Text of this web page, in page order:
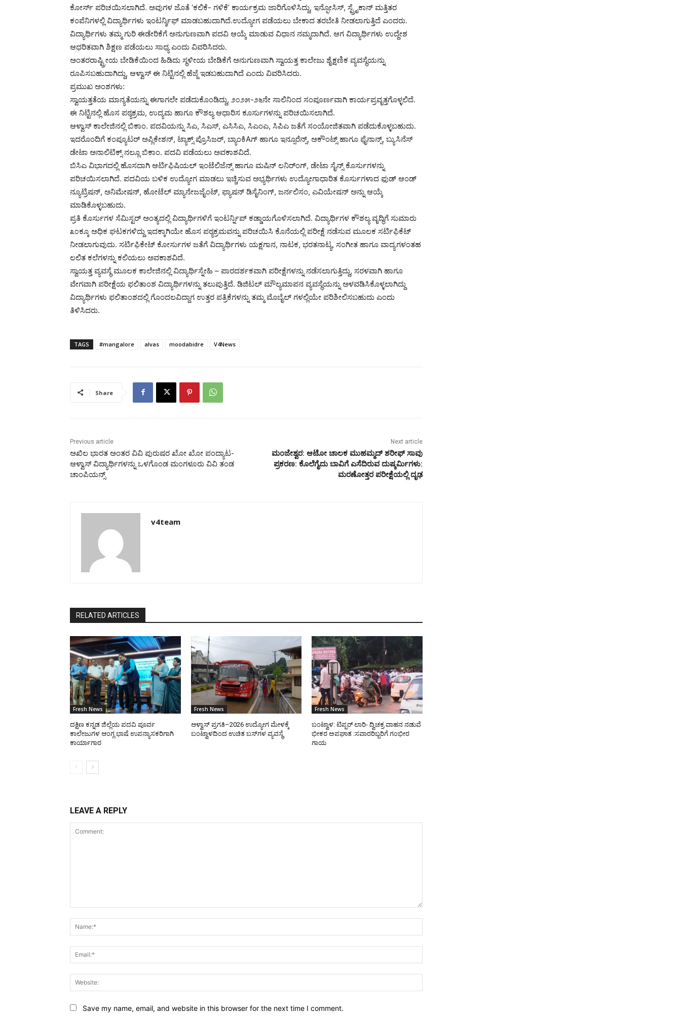
ಕೋರ್ಸ್ ಪರಿಚಯಿಸಲಾಗಿದೆ. ಅವುಗಳ ಜೊತೆ ‘ಕಲಿಕೆ- ಗಳಿಕೆ’ ಕಾರ್ಯಕ್ರಮ ಜಾರಿಗೊಳಿಸಿದ್ದು, ಇನ್ಫೋಸಿಸ್, ಸ್ಟ್ರೈಕಾನ್ ಮತ್ತಿತರ
ಕಂಪೆನಿಗಳಲ್ಲಿ ವಿದ್ಯಾರ್ಥಿಗಳು ಇಂಟರ್ನ್ಶಿಫ್ ಮಾಡಬಹುದಾಗಿದೆ.ಉದ್ಯೋಗ ಪಡೆಯಲು ಬೇಕಾದ ತರಬೇತಿ ನೀಡಲಾಗುತ್ತಿದೆ ಎಂದರು.
ವಿದ್ಯಾರ್ಥಿಗಳು ತಮ್ಮ ಗುರಿ ಈಡೇರಿಕೆಗೆ ಅನುಗುಣವಾಗಿ ಪದವಿ ಆಯ್ಕೆ ಮಾಡುವ ವಿಧಾನ ನಮ್ಮದಾಗಿದೆ. ಆಗ ವಿದ್ಯಾರ್ಥಿಗಳು ಉದ್ದೇಶ
ಆಧರಿತವಾಗಿ ಶಿಕ್ಷಣ ಪಡೆಯಲು ಸಾಧ್ಯ ಎಂದು ವಿವರಿಸಿದರು.
ಅಂತರರಾಷ್ಟ್ರೀಯ ಬೇಡಿಕೆಯಿಂದ ಹಿಡಿದು ಸ್ಥಳೀಯ ಬೇಡಿಕೆಗೆ ಅನುಗುಣವಾಗಿ ಸ್ವಾಯತ್ತ ಕಾಲೇಜು ಶೈಕ್ಷಣಿಕ ವ್ಯವಸ್ಥೆಯನ್ನು
ರೂಪಿಸಬಹುದಾಗಿದ್ದು, ಆಳ್ವಾಸ್ ಈ ನಿಟ್ಟಿನಲ್ಲಿ ಹೆಜ್ಜೆ ಇಡಬಹುದಾಗಿದೆ ಎಂದು ವಿವರಿಸಿದರು.
ಪ್ರಮುಖ ಅಂಶಗಳು:
ಸ್ವಾಯತ್ತತೆಯ ಮಾನ್ಯತೆಯನ್ನು ಈಗಾಗಲೇ ಪಡೆದುಕೊಂಡಿದ್ದು, ೨೦೨೫-೨೬ನೇ ಸಾಲಿನಿಂದ ಸಂಪೂರ್ಣವಾಗಿ ಕಾರ್ಯಪ್ರವೃತ್ತಗೊಳ್ಳಲಿದೆ.
ಈ ನಿಟ್ಟಿನಲ್ಲಿ ಹೊಸ ಪಠ್ಯಕ್ರಮ, ಉದ್ಯಮ ಹಾಗೂ ಕೌಶಲ್ಯ ಆಧಾರಿಸ ಕೂರ್ಸುಗಳನ್ನು ಪರಿಚಯಿಸಲಾಗಿದೆ.
ಆಳ್ವಾಸ್ ಕಾಲೇಜಿನಲ್ಲಿ ಬಿಕಾಂ. ಪದವಿಯನ್ನು ಸಿಎ, ಸಿಎಸ್, ಎಸಿಸಿಎ, ಸಿಎಂಎ, ಸಿಪಿಎ ಜತೆಗೆ ಸಂಯೋಜಿತವಾಗಿ ಪಡೆದುಕೊಳ್ಳಬಹುದು.
ಇದರೊಂದಿಗೆ ಕಂಪ್ಯೂಟರ್ ಅಪ್ಲಿಕೇಶನ್, ಟ್ಯಾಕ್ಸ್ ಪ್ರೊಸಿಜರ್, ಬ್ಯಾಂಕಿAಗ್ ಹಾಗೂ ಇನ್ಸೂರೆನ್ಸ್, ಅಕೌಂಟ್ಸ್ ಹಾಗೂ ಫೈನಾನ್ಸ್, ಬ್ಯುಸಿನೆಸ್
ಡೇಟಾ ಅನಾಲಿಟಿಕ್ಸ್ ನಲ್ಲೂ ಬಿಕಾಂ. ಪದವಿ ಪಡೆಯಲು ಅವಕಾಶವಿದೆ.
ಬಿಸಿಎ ವಿಭಾಗದಲ್ಲಿ ಹೊಸದಾಗಿ ಆರ್ಟಿಫಿಷಿಯಲ್ ಇಂಟೆಲಿಜೆನ್ಸ್ ಹಾಗೂ ಮಷಿನ್ ಲನಿರ್‌ಂಗ್, ಡೇಟಾ ಸೈನ್ಸ್ ಕೊರ್ಸುಗಳನ್ನು
ಪರಿಚಯಿಸಲಾಗಿದೆ. ಪದವಿಯ ಬಳಿಕ ಉದ್ಯೋಗ ಮಾಡಲು ಇಚ್ಚಿಸುವ ಅಭ್ಯರ್ಥಿಗಳು ಉದ್ಯೋಗಾಧಾರಿತ ಕೊರ್ಸುಗಳಾದ ಫುಡ್ ಆಂಡ್
ನ್ಯೂಟ್ರಿಷನ್, ಅನಿಮೇಷನ್, ಹೋಟೆಲ್ ಮ್ಯಾನೇಜಜೈಂಟ್, ಫ್ಯಾಷನ್ ಡಿಸೈನಿಂಗ್, ಜರ್ನಲಿಸಂ, ಎವಿಯೇಷನ್ ಅನ್ನು ಆಯ್ಕೆ
ಮಾಡಿಕೊಳ್ಳಬಹುದು.
ಪ್ರತಿ ಕೊರ್ಸುಗಳ ಸೆಮಿಸ್ಟರ್ ಅಂತ್ಯದಲ್ಲಿ ವಿದ್ಯಾರ್ಥಿಗಳಿಗೆ ಇಂಟರ್ನ್ನಿಪ್ ಕಡ್ಡಾಯಗೊಳಿಸಲಾಗಿದೆ. ವಿದ್ಯಾರ್ಥಿಗಳ ಕೌಶಲ್ಯ ವೃದ್ಧಿಗೆ ಸುಮಾರು
೩೦ಕ್ಕೂ ಅಧಿಕ ಘಟಕಗಳಿದ್ದು ಇದಕ್ಕಾಗಿಯೇ ಹೊಸ ಪಠ್ಯಕ್ರಮವನ್ನು ಪರಿಚಯಿಸಿ ಕೊನೆಯಲ್ಲಿ ಪರೀಕ್ಷೆ ನಡೆಸುವ ಮೂಲಕ ಸರ್ಟಿಫಿಕೆಟ್
ನೀಡಲಾಗುವುದು. ಸರ್ಟಿಫಿಕೇಟ್ ಕೋರ್ಸುಗಳ ಜತೆಗೆ ವಿದ್ಯಾರ್ಥಿಗಳು ಯಕ್ಷಗಾನ, ನಾಟಕ, ಭರತನಾಟ್ಯ, ಸಂಗೀತ ಹಾಗೂ ವಾದ್ಯಗಳಂತಹ
ಲಲಿತ ಕಲೆಗಳನ್ನು ಕಲಿಯಲು ಅವಕಾಶವಿದೆ.
ಸ್ವಾಯತ್ತ ವ್ಯವಸ್ಥೆ ಮೂಲಕ ಕಾಲೇಜಿನಲ್ಲಿ ವಿದ್ಯಾರ್ಥಿಸ್ನೇಹಿ – ಪಾರದರ್ಶಕವಾಗಿ ಪರೀಕ್ಷೆಗಳನ್ನು ನಡೆಸಲಾಗುತ್ತಿದ್ದು, ಸರಳವಾಗಿ ಹಾಗೂ
ವೇಗವಾಗಿ ಪರೀಕ್ಷೆಯ ಫಲಿತಾಂಶ ವಿದ್ಯಾರ್ಥಿಗಳನ್ನು ತಲುಪುತ್ತಿದೆ. ಡಿಜಿಟಲ್ ಮೌಲ್ಯಮಾಪನ ವ್ಯವಸ್ಥೆಯನ್ನು ಅಳವಡಿಸಿಕೊಳ್ಳಲಾಗಿದ್ದು
ವಿದ್ಯಾರ್ಥಿಗಳು ಫಲಿತಾಂಶದಲ್ಲಿ ಗೊಂದಲವಿದ್ದಾಗ ಉತ್ತರ ಪತ್ರಿಕೆಗಳನ್ನು ತಮ್ಮ ಮೊಬೈಲ್ ಗಳಲ್ಲಿಯೇ ಪರಿಶೀಲಿಸಬಹುದು ಎಂದು
ತಿಳಿಸಿದರು.
TAGS #mangalore alvas moodabidre V4News
Share
Previous article
ಅಖಿಲ ಭಾರತ ಅಂತರ ವಿವಿ ಪುರುಷರ ಖೋ ಖೋ ಪಂದ್ಯಾಟ-
ಆಳ್ವಾಸ್ ವಿದ್ಯಾರ್ಥಿಗಳನ್ನು ಒಳಗೊಂಡ ಮಂಗಳೂರು ವಿವಿ ತಂಡ
ಚಾಂಪಿಯನ್ಸ್
Next article
ಮಂಜೇಶ್ವರ: ಆಟೋ ಚಾಲಕ ಮುಹಮ್ಮದ್ ಶರೀಫ್ ಸಾವು
ಪ್ರಕರಣ: ಕೊಲೆಗೈದು ಬಾವಿಗೆ ಎಸೆದಿರುವ ದುಷ್ಕರ್ಮಿಗಳು:
ಮರಣೋತ್ತರ ಪರೀಕ್ಷೆಯಲ್ಲಿ ದೃಢ
v4team
RELATED ARTICLES
Fresh News
ದಕ್ಷಿಣ ಕನ್ನಡ ಜಿಲ್ಲೆಯ ಪದವಿ ಪೂರ್ವ
ಕಾಲೇಜುಗಳ ಆಂಗ್ಲ ಭಾಷೆ ಉಪನ್ಯಾಸಕರಿಗಾಗಿ
ಕಾರ್ಯಾಗಾರ
Fresh News
ಆಳ್ವಾಸ್ ಪ್ರಗತಿ–2026 ಉದ್ಯೋಗ ಮೇಳಕ್ಕೆ
ಬಂಟ್ವಾಳದಿಂದ ಉಚಿತ ಬಸ್‌ಗಳ ವ್ಯವಸ್ಥೆ
Fresh News
ಬಂಟ್ವಾಳ: ಟಿಪ್ಪರ್ ಲಾರಿ- ದ್ವಿಚಕ್ರ ವಾಹನ ನಡುವೆ
ಭೀಕರ ಅಪಘಾತ :ಸವಾರರಿಬ್ಬರಿಗೆ ಗಂಭೀರ
ಗಾಯ
LEAVE A REPLY
Save my name, email, and website in this browser for the next time I comment.